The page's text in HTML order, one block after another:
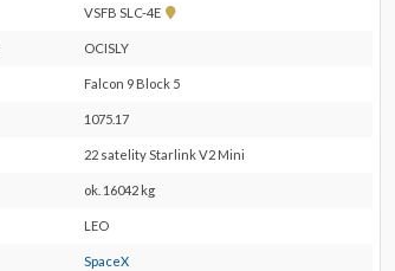
VSFB SLC-4E
Pokaż
SLC-
Maps
OCISLY
Falcon 9 Block 5
1075.17
22 satelity Starlink V2 Mini
ok. 16042 kg
LEO
SpaceX